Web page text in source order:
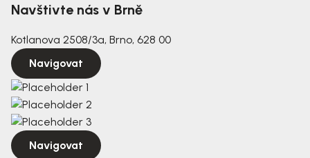
Navštivte nás v Brně
Kotlanova 2508/3a, Brno, 628 00
Navigovat
Navigovat